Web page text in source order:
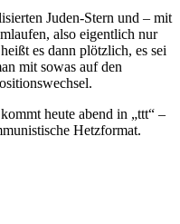
Juden-Stern und – mit
also eigentlich nur
es dann plötzlich, es sei
mit sowas auf den
heute abend in „ttt“ –
Hetzformat.